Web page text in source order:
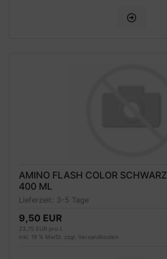
AMINO FLASH COLOR
400 ML
Lieferzeit: 3-5 Tage
9,50 EUR
23,75 EUR pro L
inkl. 19 % MwSt. zzgl. Versandkosten